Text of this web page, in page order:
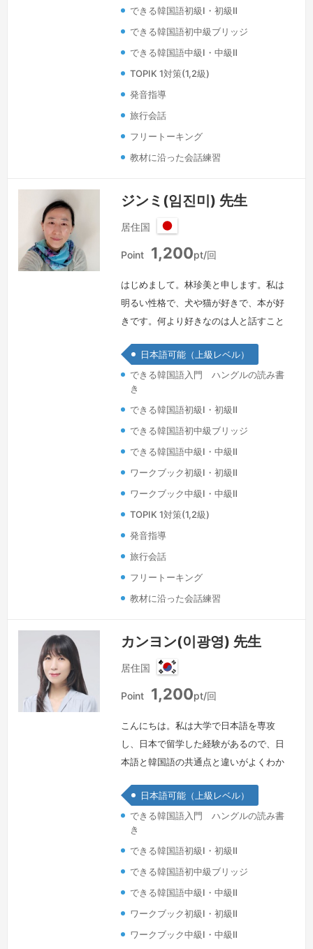
それを皆さんと共有したいです。「韓国
語の勉強をどの方法で始めればいいかわ
からない、発音の覚え方がわからない、
聞き取りが難しい」などの悩みをよく聞
できる韓国語初級Ⅰ・初級Ⅱ
できる韓国語初中級ブリッジ
できる韓国語中級Ⅰ・中級Ⅱ
TOPIK 1対策(1,2級)
発音指導
旅行会話
フリートーキング
教材に沿った会話練習
ジンミ(임진미) 先生
居住国
日
本
Point 1,200pt/回
はじめまして。林珍美と申します。私は
明るい性格で、犬や猫が好きで、本が好
きです。何より好きなのは人と話すこと
ら多くの日本人と出会い、いろんな世代
に渡って韓国語を教えてきました。私
は“継続は力なり”という言葉を信じ、出
会った方々に毎回より楽しく、ナチュラ
ルな韓国語が話せるようにお手伝いさせ
ていただきます。どうぞよろしくお願い
いたします。
続きを見る »
日本語可能（上級レベル）
できる韓国語入門 ハングルの読み書
き
できる韓国語初級Ⅰ・初級Ⅱ
できる韓国語初中級ブリッジ
できる韓国語中級Ⅰ・中級Ⅱ
ワークブック初級Ⅰ・初級Ⅱ
ワークブック中級Ⅰ・中級Ⅱ
TOPIK 1対策(1,2級)
発音指導
旅行会話
フリートーキング
教材に沿った会話練習
カンヨン(이광영) 先生
居住国
韓
国
Point 1,200pt/回
こんにちは。私は大学で日本語を専攻
し、日本で留学した経験があるので、日
本語と韓国語の共通点と違いがよくわか
います。現在、韓国にある日本の企業で
駐在員として来られた日本の方々に韓国
語を教えております。もちろん、韓国人
には日本語も教えています。＾＾皆様の
ニーズに合わせて楽しく、そして分かり
やすく韓国語学習をサポートします。正
しい文法だけでなく自然な韓国語が話せ
日本語可能（上級レベル）
できる韓国語入門 ハングルの読み書
き
できる韓国語初級Ⅰ・初級Ⅱ
できる韓国語初中級ブリッジ
できる韓国語中級Ⅰ・中級Ⅱ
ワークブック初級Ⅰ・初級Ⅱ
ワークブック中級Ⅰ・中級Ⅱ